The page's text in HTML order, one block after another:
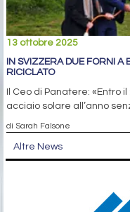
13 ottobre 2025
IN SVIZZERA DUE FORNI A
RICICLATO
Il Ceo di Panatere: «Entro
acciaio solare all’anno
di Sarah Falsone
Altre News